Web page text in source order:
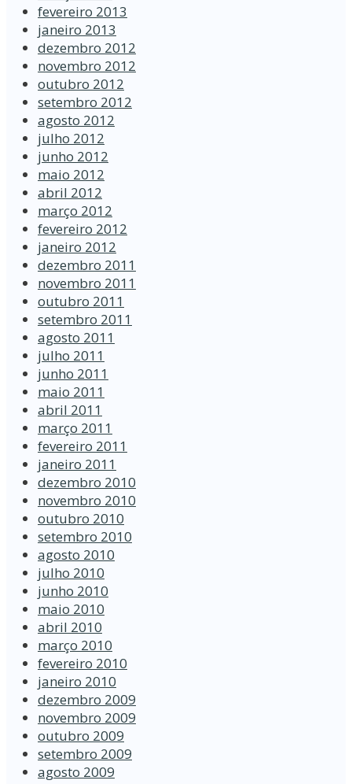
fevereiro 2013
janeiro 2013
dezembro 2012
novembro 2012
outubro 2012
setembro 2012
agosto 2012
julho 2012
junho 2012
maio 2012
abril 2012
março 2012
fevereiro 2012
janeiro 2012
dezembro 2011
novembro 2011
outubro 2011
setembro 2011
agosto 2011
julho 2011
junho 2011
maio 2011
abril 2011
março 2011
fevereiro 2011
janeiro 2011
dezembro 2010
novembro 2010
outubro 2010
setembro 2010
agosto 2010
julho 2010
junho 2010
maio 2010
abril 2010
março 2010
fevereiro 2010
janeiro 2010
dezembro 2009
novembro 2009
outubro 2009
setembro 2009
agosto 2009